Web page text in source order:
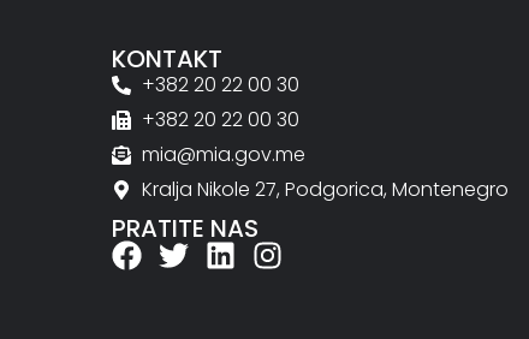
KONTAKT
+382 20 22 00 30
+382 20 22 00 30
mia@mia.gov.me
Kralja Nikole 27, Podgorica, Montenegro
PRATITE NAS